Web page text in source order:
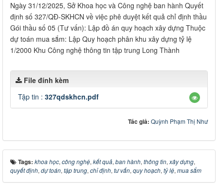
Ngày 31/12/2025, Sở Khoa học và Công nghệ ban hành Quyết
định số 327/QĐ-SKHCN về việc phê duyệt kết quả chỉ định thầu
Gói thầu số 05 (Tư vấn): Lập đồ án quy hoạch xây dựng Thuộc
dự toán mua sắm: Lập Quy hoạch phân khu xây dựng tỷ lệ
1/2000 Khu Công nghệ thông tin tập trung Long Thành
File đính kèm
Tập tin : 327qdskhcn.pdf
Tác giả: Quỳnh Phạm Thị Như
Tags: khoa học, công nghệ, kết quả, ban hành, thông tin, xây dựng,
quyết định, dự toán, tập trung, chỉ định, tư vấn, quy hoạch, tỷ lệ, mua sắm